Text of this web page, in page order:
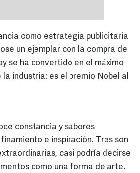
como estrategia publicitaria
un ejemplar con la compra de
se ha convertido en el máximo
industria: es el premio Nobel al
constancia y sabores
e inspiración. Tres son
casi podría decirse
como una forma de arte.